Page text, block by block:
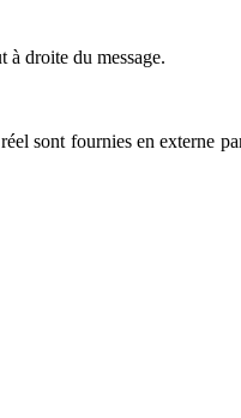
à droite du message.
sont fournies en externe